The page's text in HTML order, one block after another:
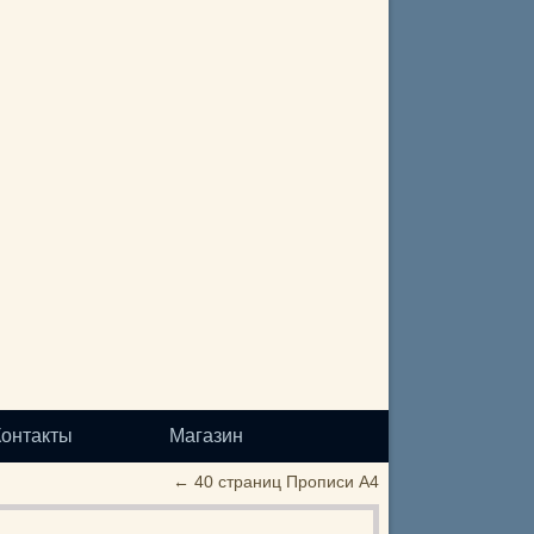
Магазин
← 40 страниц Прописи А4